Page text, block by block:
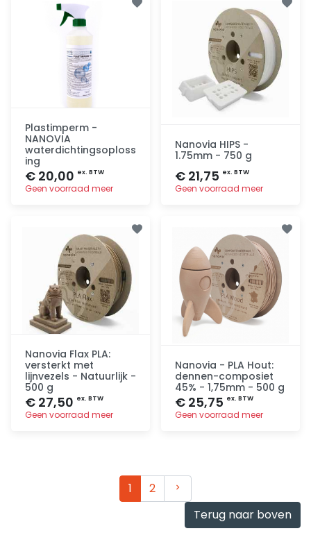
Plastimperm -
NANOVIA
waterdichtingsoploss
ing
€ 20,00 ex. BTW
Geen voorraad meer
Nanovia HIPS -
1.75mm - 750 g
€ 21,75 ex. BTW
Geen voorraad meer
Nanovia Flax PLA:
versterkt met
lijnvezels - Natuurlijk -
500 g
€ 27,50 ex. BTW
Geen voorraad meer
Nanovia - PLA Hout:
dennen-composiet
45% - 1,75mm - 500 g
€ 25,75 ex. BTW
Geen voorraad meer
1 2
Volgende
Terug naar boven